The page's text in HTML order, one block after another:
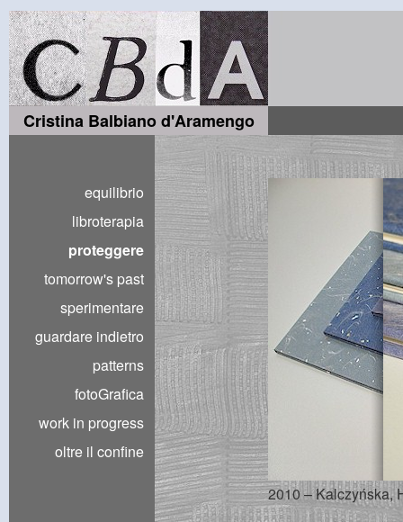
Cristina Balbiano d'Aramengo
equilibrio
libroterapia
proteggere
tomorrow's past
sperimentare
guardare indietro
patterns
fotoGrafica
work in progress
oltre il confine
2010 – Kalczyńska,